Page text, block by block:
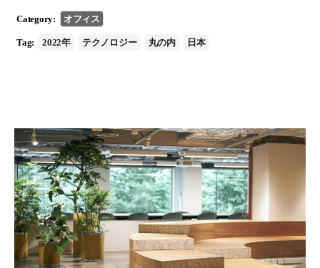
Category: オフィス
Tag: 2022年 テクノロジー 丸の内 日本